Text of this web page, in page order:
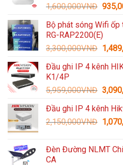
1,600,000VNĐ Giá
là:
Bộ phát sóng Wifi
RG-RAP2200(E)
3,300,000VNĐ Giá
là:
Đầu ghi IP 4 kênh
K1/4P
5,959,000VNĐ Giá
là:
Đầu ghi IP 4 kênh
2,150,000VNĐ Giá
Đèn Đường NLMT
CA